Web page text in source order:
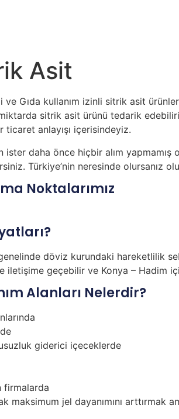
Asit
ve Gıda kullanım izinli sitrik asit
sitrik asit ürünü tedarik
anlayışı içerisindeyiz.
ister daha önce hiçbir alım
Türkiye’nin neresinde olursanız
Noktalarımız
döviz kurundaki hareketlilik
iletişime geçebilir ve Konya – Hadim
Alanları Nelerdir?
giderici içeceklerde
firmalarda
jel dayanımını arttırmak